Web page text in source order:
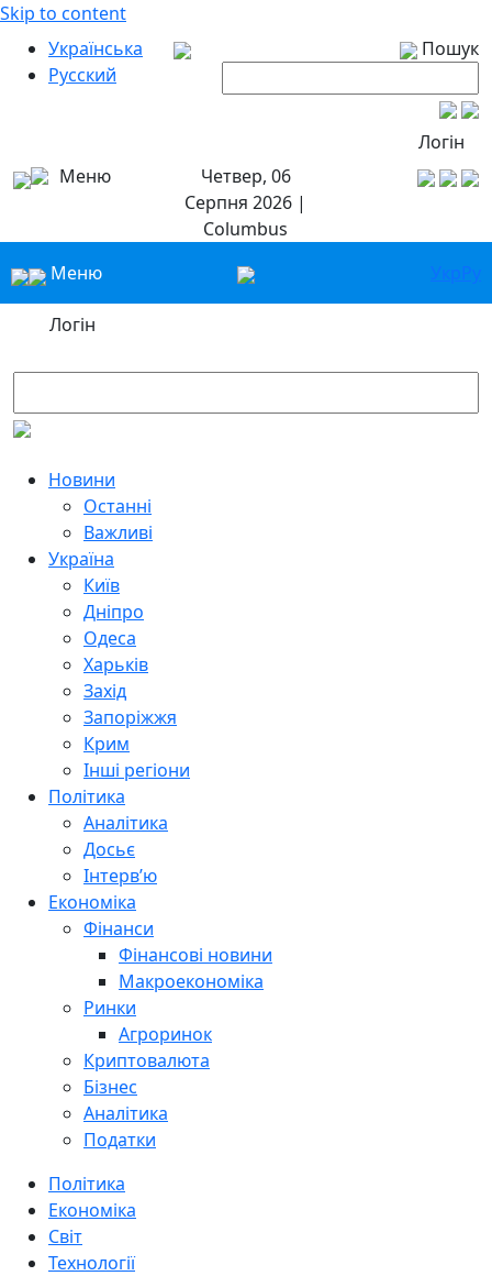
Skip to content
Українська
Русский
Пошук
Логін
Меню
Четвер, 06
Серпня 2026 |
Columbus
Меню
УкрРу
Логін
Новини
Останні
Важливі
Україна
Київ
Дніпро
Одеса
Харьків
Захід
Запоріжжя
Крим
Інші регіони
Політика
Аналітика
Досьє
Інтерв’ю
Економіка
Фінанси
Фінансові новини
Макроекономіка
Ринки
Агроринок
Криптовалюта
Бізнес
Аналітика
Податки
Політика
Економіка
Світ
Технології